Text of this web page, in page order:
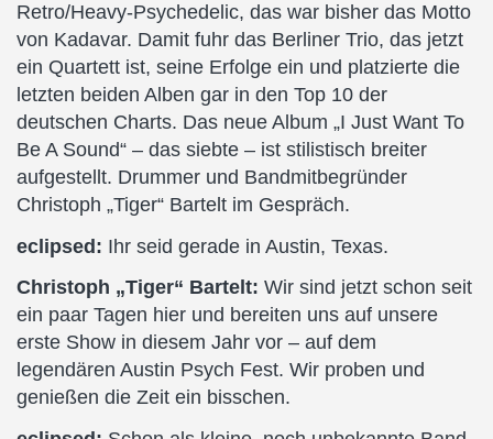
Retro/Heavy-Psychedelic, das war bisher das Motto
von Kadavar. Damit fuhr das Berliner Trio, das jetzt
ein Quartett ist, seine Erfolge ein und platzierte die
letzten beiden Alben gar in den Top 10 der
deutschen Charts. Das neue Album „I Just Want To
Be A Sound“ – das siebte – ist stilistisch breiter
aufgestellt. Drummer und Bandmitbegründer
Christoph „Tiger“ Bartelt im Gespräch.
eclipsed: Ihr seid gerade in Austin, Texas.
Christoph „Tiger“ Bartelt: Wir sind jetzt schon seit
ein paar Tagen hier und bereiten uns auf unsere
erste Show in diesem Jahr vor – auf dem
legendären Austin Psych Fest. Wir proben und
genießen die Zeit ein bisschen.